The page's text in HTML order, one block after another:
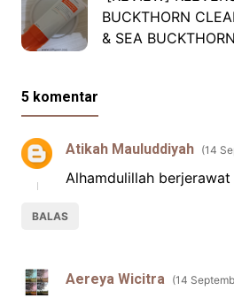
BUCKTHORN
& SEA
5 komentar
Atikah Mauluddiyah 14
Alhamdulillah berjerawat
BALAS
Aereya Wicitra 14